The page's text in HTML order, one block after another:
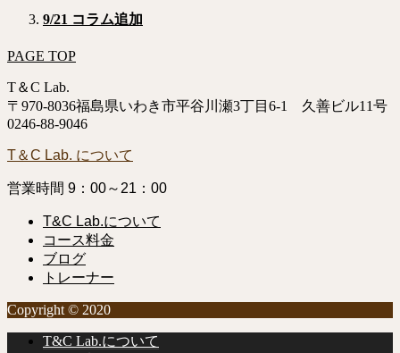
9/21 コラム追加
PAGE TOP
T＆C Lab.
〒970-8036福島県いわき市平谷川瀬3丁目6-1 久善ビル11号
0246-88-9046
T＆C Lab. について
営業時間 9：00～21：00
T&C Lab.について
コース料金
ブログ
トレーナー
Copyright © 2020
T&C Lab.について